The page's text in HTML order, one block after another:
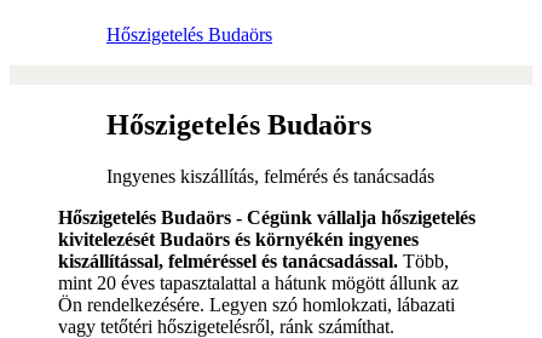
Hőszigetelés Budaörs
Hőszigetelés Budaörs
Ingyenes kiszállítás, felmérés és tanácsadás
Hőszigetelés Budaörs - Cégünk vállalja hőszigetelés
kivitelezését Budaörs és környékén ingyenes
kiszállítással, felméréssel és tanácsadással. Több,
mint 20 éves tapasztalattal a hátunk mögött állunk az
Ön rendelkezésére. Legyen szó homlokzati, lábazati
vagy tetőtéri hőszigetelésről, ránk számíthat.